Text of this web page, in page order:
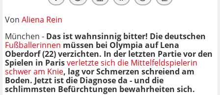
Von Aliena Rein
München - Das ist wahnsinnig bitter! Die deutschen
Fußballerinnen müssen bei Olympia auf Lena
Oberdorf (22) verzichten. In der letzten Partie vor den
Spielen in Parisverletzte sich die Mittelfeldspielerin
schwer am Knie, lag vor Schmerzen schreiend am
Boden. Jetzt ist die Diagnose da - und die
schlimmsten Befürchtungen bewahrheiten sich.